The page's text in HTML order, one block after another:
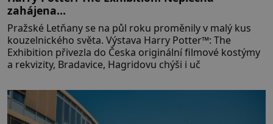
zahájena…
Pražské Letňany se na půl roku proměnily v malý kus
kouzelnického světa. Výstava Harry Potter™: The
Exhibition přivezla do Česka originální filmové kostýmy
a rekvizity, Bradavice, Hagridovu chýši i uč